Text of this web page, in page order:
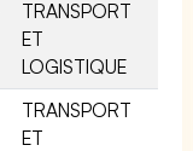
TRANSPORT
ET
LOGISTIQUE
TRANSPORT
ET